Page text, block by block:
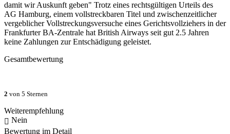
damit wir Auskunft geben" Trotz eines rechtsgültigen Urteils des
AG Hamburg, einem vollstreckbaren Titel und zwischenzeitlicher
vergeblicher Vollstreckungsversuche eines Gerichtsvollziehers in der
Frankfurter BA-Zentrale hat British Airways seit gut 2.5 Jahren
keine Zahlungen zur Entschädigung geleistet.
Gesamtbewertung
2 von 5 Sternen
Weiterempfehlung
Nein
Bewertung im Detail